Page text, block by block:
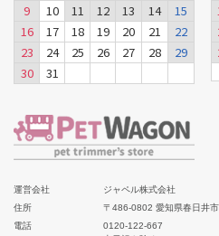
9
10 11 12 13 14
15
16
17 18 19 20 21
22
23
24 25 26 27 28
29
30
31
運営会社
ジャペル株式会社
住所
〒486-0802 愛知県春日井
電話
0120-122-667